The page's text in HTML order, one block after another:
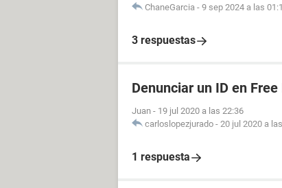
ChaneGarcia - 9 sep 2024 a las
3 respuestas
Denunciar un ID en Free
Juan - 19 jul 2020 a las 22:36
carloslopezjurado - 20 jul 2020 a
1 respuesta